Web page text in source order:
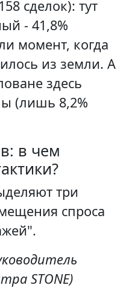
сделок): тут
- 41,8%
момент, когда
из земли. А
здесь
(лишь 8,2%
в чем
три
спроса
STONE)